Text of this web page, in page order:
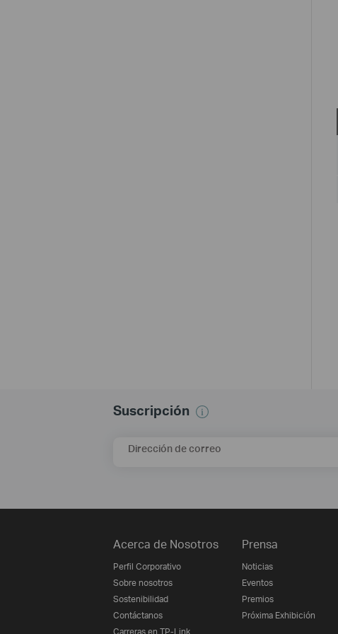
Suscripción
Dirección de correo
Acerca de Nosotros
Perfil Corporativo
Sobre nosotros
Sostenibilidad
Contáctanos
Carreras en TP-Link
Prensa
Noticias
Eventos
Premios
Próxima Exhibición